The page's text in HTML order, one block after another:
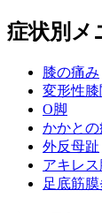
症状別メ
膝の痛み
変形性
O脚
かかとの
外反母趾
アキレス
足底筋膜